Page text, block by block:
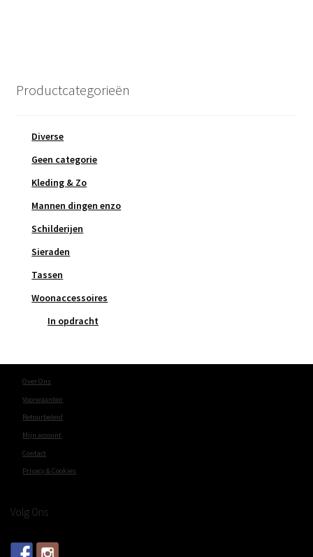
Productcategorieën
Diverse
Geen categorie
Kleding & Zo
Mannen dingen enzo
Schilderijen
Sieraden
Tassen
Woonaccessoires
In opdracht
Over Ons
Voorwaarden
Retourbeleid
Mijn account
Contact
Privacy & Cookies
Volg Ons